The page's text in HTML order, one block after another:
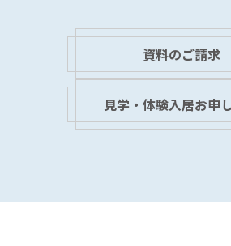
資料のご請求
見学・体験入居お申